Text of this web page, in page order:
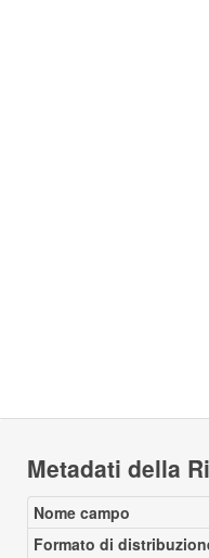
Metadati della
Nome campo
Formato di